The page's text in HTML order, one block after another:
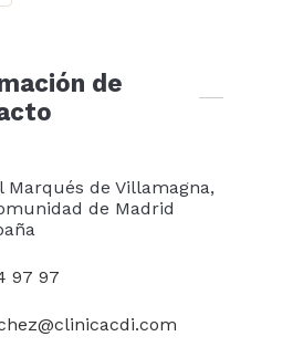
de
Marqués de Villamagna,
de Madrid
97 97